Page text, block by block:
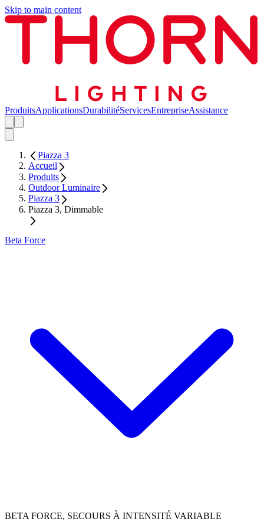
Skip to main content
ProduitsApplicationsDurabilitéServicesEntrepriseAssistance
Piazza 3
Accueil
Produits
Outdoor Luminaire
Piazza 3
Piazza 3, Dimmable
Beta Force
BETA FORCE, SECOURS À INTENSITÉ VARIABLE